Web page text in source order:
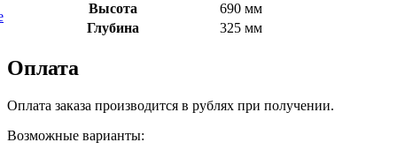
Высота
690 мм
Глубина
325 мм
Оплата
Оплата заказа производится в рублях при получении.
Возможные варианты: